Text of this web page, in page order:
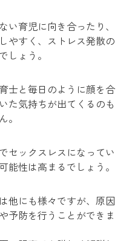
い育児に向き合ったり、
やすく、ストレス発散の
しょう。
士と毎日のように顔を合
た気持ちが出てくるのも
。
セックスレスになってい
能性は高まるでしょう。
他にも様々ですが、原因
予防を行うことができま